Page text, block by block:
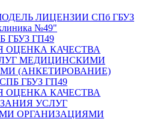
ЛИЦЕНЗИИ СПб ГБУЗ
№49"
ГБУЗ ГП49
ОЦЕНКА КАЧЕСТВА
МЕДИЦИНСКИМИ
(АНКЕТИРОВАНИЕ)
СПБ ГБУЗ ГП49
ОЦЕНКА КАЧЕСТВА
УСЛУГ
ОРГАНИЗАЦИЯМИ